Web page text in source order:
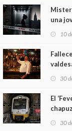
una
10
30
El
30